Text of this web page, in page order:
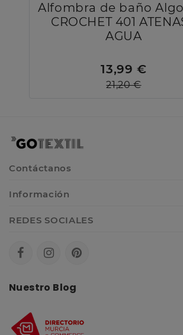
Alfombra de baño
CROCHET 401
AGUA
13,99 €
21,20 €
Contáctanos
Información
REDES SOCIALES
Nuestro Blog